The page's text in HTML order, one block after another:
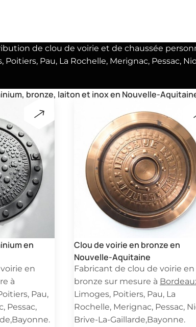
de clou de voirie et de chaussée
Poitiers, Pau, La Rochelle, Merignac, Pessac,
bronze, laiton et inox en Nouvelle-
en
en
à
Pau,
Pessac,
Clou de voirie en bronze en
Nouvelle-Aquitaine
Fabricant de clou de voirie en
bronze sur mesure à
Limoges, Poitiers, Pau, La
Rochelle, Merignac, Pessac,
Brive-La-Gaillarde,Bayonne.